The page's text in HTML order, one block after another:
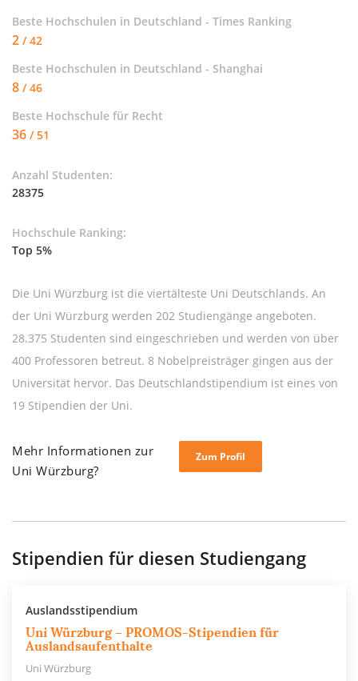
Beste Hochschulen in Deutschland - Times Ranking
2 / 42
Beste Hochschulen in Deutschland - Shanghai
8 / 46
Beste Hochschule für Recht
36 / 51
Anzahl Studenten:
28375
Hochschule Ranking:
Top 5%
Die Uni Würzburg ist die viertälteste Uni Deutschlands. An
der Uni Würzburg werden 202 Studiengänge angeboten.
28.375 Studenten sind eingeschrieben und werden von über
400 Professoren betreut. 8 Nobelpreisträger gingen aus der
Universität hervor. Das Deutschlandstipendium ist eines von
19 Stipendien der Uni.
Mehr Informationen zur
Uni Würzburg?
Zum Profil
Stipendien für diesen Studiengang
Auslandsstipendium
Uni Würzburg – PROMOS-Stipendien für
Auslandsaufenthalte
Uni Würzburg